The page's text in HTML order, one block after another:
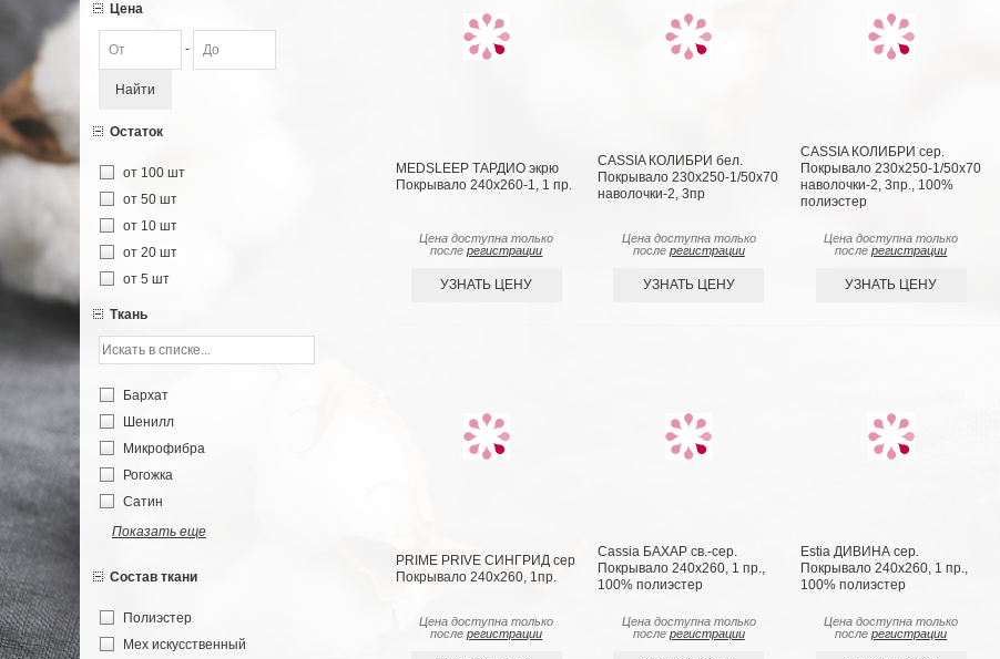
MEDSLEEP ТАРДИО экрю
Покрывало 240х260-1, 1 пр.
Цена доступна только
послерегистрации
УЗНАТЬ ЦЕНУ
CASSIA КОЛИБРИ бел.
Покрывало 230x250-1/50х70
наволочки-2, 3пр
Цена доступна только
после регистрации
УЗНАТЬ ЦЕНУ
CASSIA КОЛИБРИ сер.
Покрывало 230х250-1/50х70
наволочки-2, 3пр., 100%
полиэстер
Цена доступна только
послерегистрации
УЗНАТЬ ЦЕНУ
PRIME PRIVE СИНГРИД сер
Покрывало 240х260, 1пр.
Цена доступна только
послерегистрации
Cassia БАХАР св.-сер.
Покрывало 240х260, 1 пр.,
100% полиэстер
Цена доступна только
после регистрации
Estia ДИВИНА сер.
Покрывало 240х260, 1 пр.,
100% полиэстер
Цена доступна только
послерегистрации
Цена
-
Найти
Остаток
от 100 шт
от 50 шт
от 10 шт
от 20 шт
от 5 шт
Ткань
Бархат
Шенилл
Микрофибра
Рогожка
Сатин
Показать еще
Состав ткани
Полиэстер
Мех искусственный